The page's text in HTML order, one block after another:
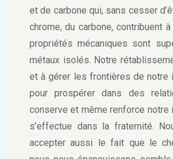
et de carbone qui, sans cesser
chrome, du carbone, contribuent
propriétés mécaniques sont
métaux isolés. Notre
et à gérer les frontières de notre
pour prospérer dans des
conserve et même renforce notre
s’effectue dans la fraternité.
accepter aussi le fait que le